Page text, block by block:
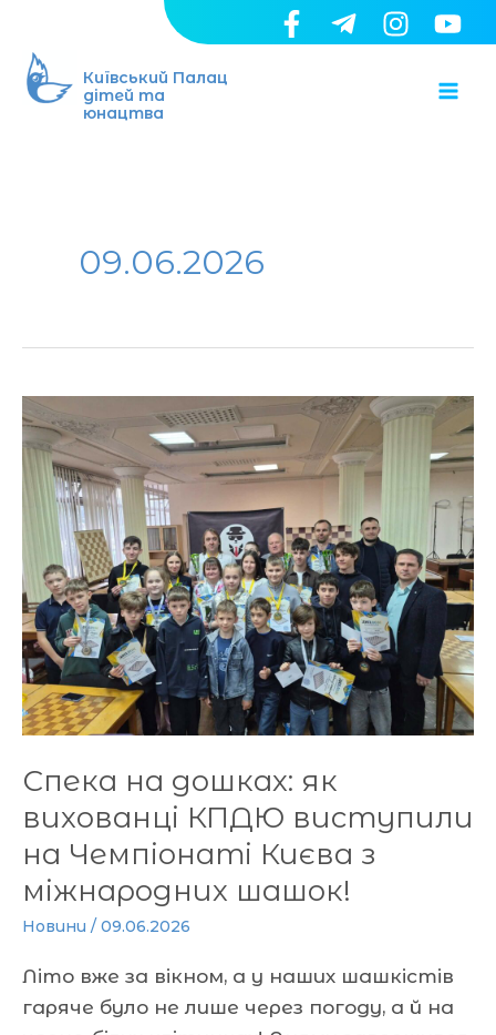
вмісту
Київський Палац
дітей та
юнацтва
09.06.2026
Спека на дошках: як
вихованці КПДЮ виступили
на Чемпіонаті Києва з
міжнародних шашок!
Новини / 09.06.2026
Літо вже за вікном, а у наших шашкістів
гаряче було не лише через погоду, а й на
Спека
на
дошках:
як
вихованці
КПДЮ
виступили
на
Чемпіонаті
Києва
з
шашок!